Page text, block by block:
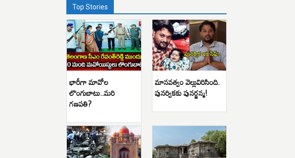
Top Stories
భారీగా మావోల
లొంగుబాటు..మరి
గణపతి?
మానవత్వం వెల్లువిరిసింది.
పునర్వికకు పునర్జన్మ!